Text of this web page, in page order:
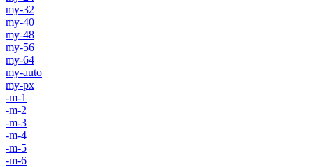
my-32
my-40
my-48
my-56
my-64
my-auto
my-px
-m-1
-m-2
-m-3
-m-4
-m-5
-m-6